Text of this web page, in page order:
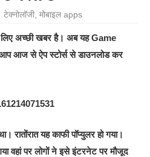
टेक्नोलॉजी ,मोबाइल apps
लिए अच्छी खबर है। अब यह Game
आज से ऐप स्टोर्स से डाउनलोड कर
रातोंरात यह काफी पॉप्युलर हो गया।
वहां पर लोगों ने इसे इंटरनेट पर मौजूद